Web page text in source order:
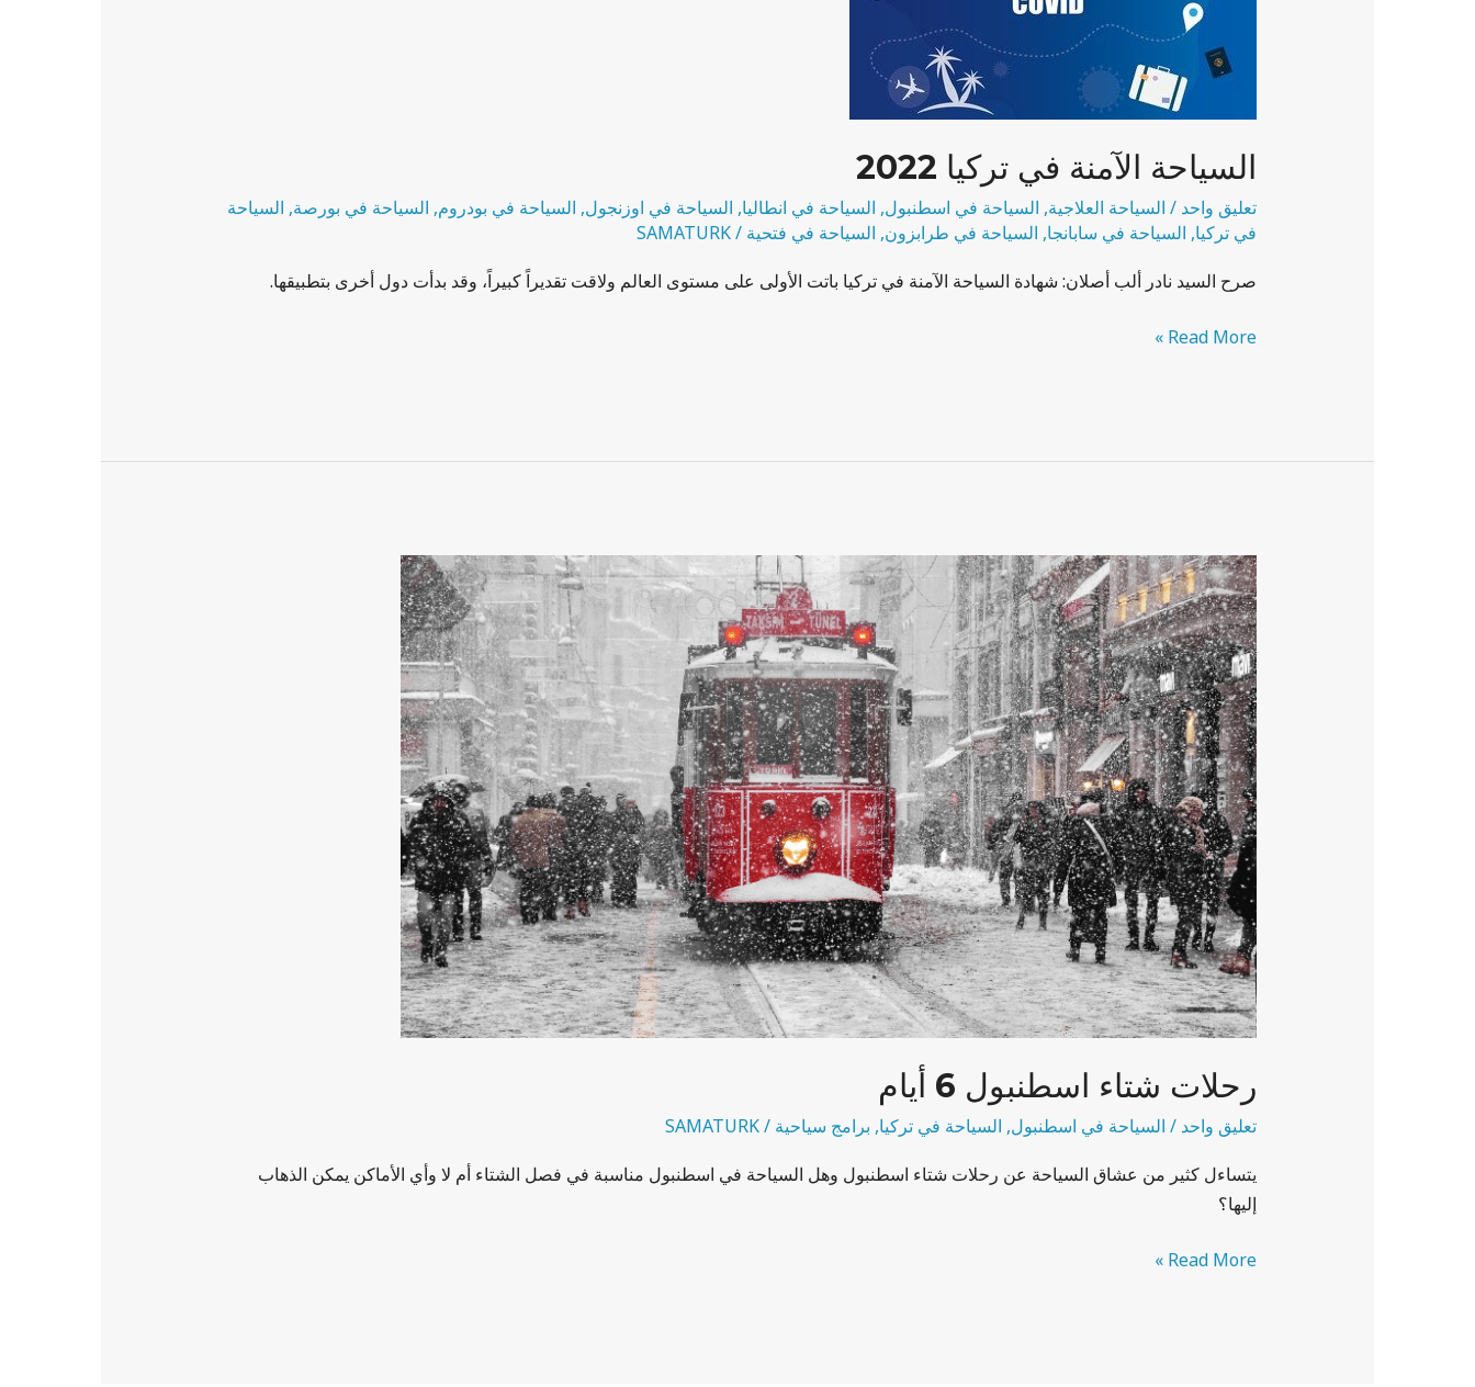
السياحة الآمنة في تركيا 2022
تعليق واحد / السياحة العلاجية, السياحة في اسطنبول, السياحة في انطاليا, السياحة في اوزنجول, السياحة في بودروم, السياحة في بورصة, السياحة
في تركيا, السياحة في سابانجا, السياحة في طرابزون, السياحة في فتحية /
SAMATURK
صرح السيد نادر ألب أصلان: شهادة السياحة الآمنة في تركيا باتت الأولى على مستوى العالم ولاقت تقديراً كبيراً، وقد بدأت دول أخرى بتطبيقها.
Read More »
رحلات شتاء اسطنبول 6 أيام
تعليق واحد / السياحة في اسطنبول, السياحة في تركيا, برامج سياحية /
SAMATURK
يتساءل كثير من عشاق السياحة عن رحلات شتاء اسطنبول وهل السياحة في اسطنبول مناسبة في فصل الشتاء أم لا وأي الأماكن يمكن الذهاب
إليها؟
رحلات
شتاء
اسطنبول
6
أيام
Read More »